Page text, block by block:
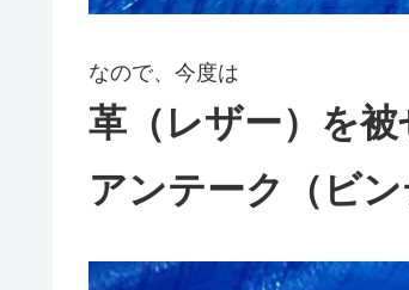
なので、今度は
革（レザー）を被
アンテーク（ビ